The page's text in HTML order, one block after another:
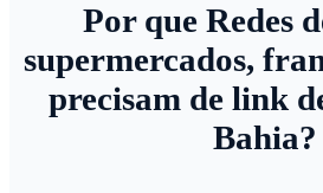
Por que Redes
supermercados,
precisam de link
Bahia?